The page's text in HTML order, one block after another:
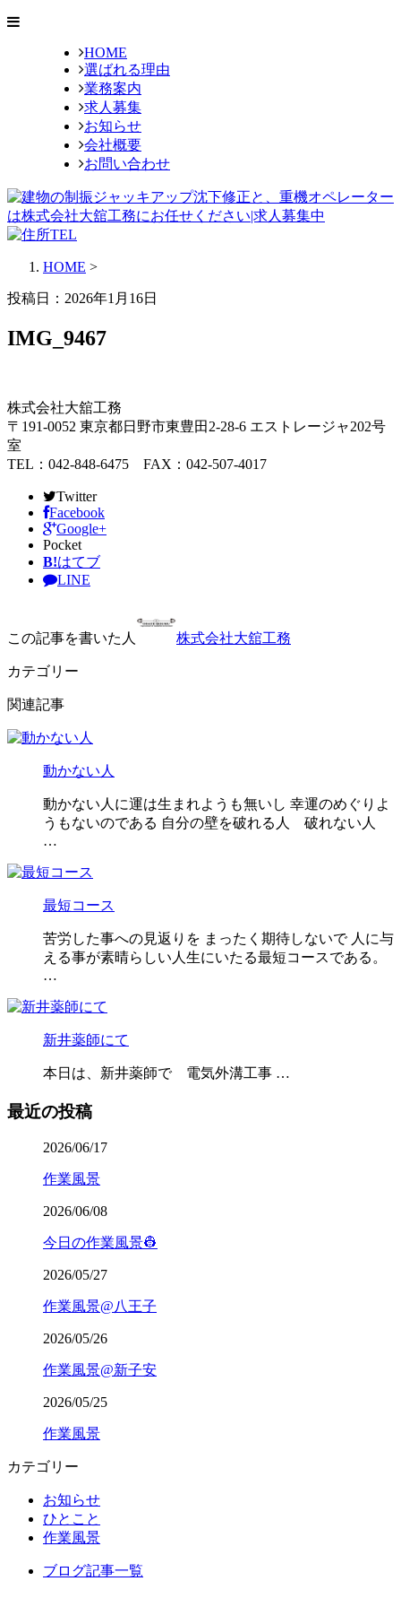
HOME
選ばれる理由
業務案内
求人募集
お知らせ
会社概要
お問い合わせ
HOME >
投稿日： 2026年1月16日
IMG_9467
株式会社大舘工務
〒191-0052 東京都日野市東豊田2-28-6 エストレージャ202号
室
TEL：042-848-6475 FAX：042-507-4017
Twitter
Facebook
Google+
Pocket
B!はてブ
LINE
この記事を書いた人 株式会社大舘工務
カテゴリー
関連記事
動かない人
動かない人に運は生まれようも無いし 幸運のめぐりよ
うもないのである 自分の壁を破れる人 破れない人
…
最短コース
苦労した事への見返りを まったく期待しないで 人に与
える事が素晴らしい人生にいたる最短コースである。
…
新井薬師にて
本日は、新井薬師で 電気外溝工事 …
最近の投稿
2026/06/17
作業風景
2026/06/08
今日の作業風景👷
2026/05/27
作業風景@八王子
2026/05/26
作業風景@新子安
2026/05/25
作業風景
カテゴリー
お知らせ
ひとこと
作業風景
ブログ記事一覧